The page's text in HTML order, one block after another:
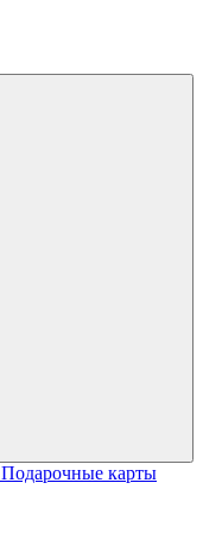
Подарочные карты